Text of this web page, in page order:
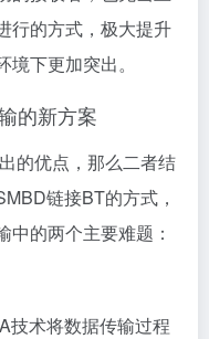
行的方式，极大提升
下更加突出。
的新方案
的优点，那么二者结
链接BT的方式，
的两个主要难题：
技术将数据传输过程